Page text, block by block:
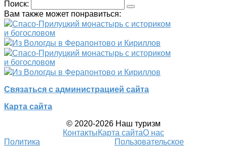
Поиск:
Вам также может понравиться:
Спасо-Прилуцкий монастырь с историком
и богословом
Из Вологды в Ферапонтово и Кириллов
Спасо-Прилуцкий монастырь с историком
и богословом
Из Вологды в Ферапонтово и Кириллов
Связаться с администрацией сайта
Карта сайта
© 2020-2026 Наш туризм
КонтактыКарта сайтаО нас
Политика
Пользовательское